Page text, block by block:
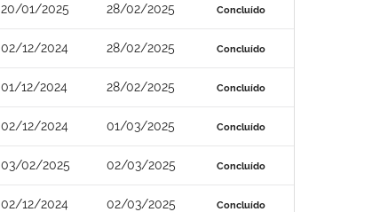
20/01/2025 28/02/2025 Concluído
02/12/2024 28/02/2025 Concluído
01/12/2024 28/02/2025 Concluído
02/12/2024 01/03/2025 Concluído
03/02/2025 02/03/2025 Concluído
02/12/2024 02/03/2025 Concluído